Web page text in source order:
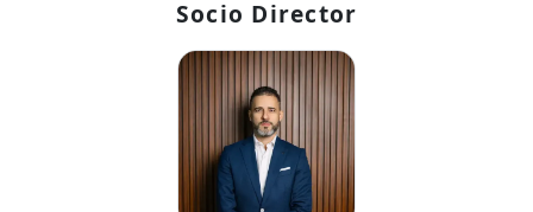
Socio Director